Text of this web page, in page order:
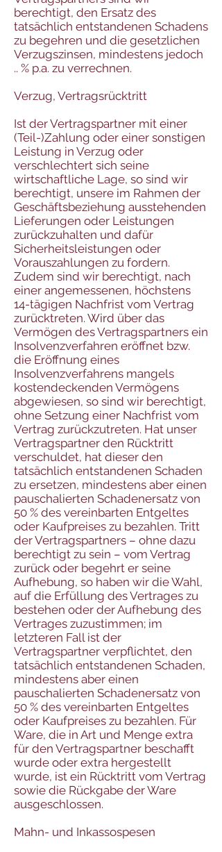
berechtigt, den Ersatz des
tatsächlich entstandenen Schadens
zu begehren und die gesetzlichen
Verzugszinsen, mindestens jedoch
.. % p.a. zu verrechnen.
Verzug, Vertragsrücktritt
Ist der Vertragspartner mit einer
(Teil-)Zahlung oder einer sonstigen
Leistung in Verzug oder
verschlechtert sich seine
wirtschaftliche Lage, so sind wir
berechtigt, unsere im Rahmen der
Geschäftsbeziehung ausstehenden
Lieferungen oder Leistungen
zurückzuhalten und dafür
Sicherheitsleistungen oder
Vorauszahlungen zu fordern.
Zudem sind wir berechtigt, nach
einer angemessenen, höchstens
14-tägigen Nachfrist vom Vertrag
zurücktreten. Wird über das
Vermögen des Vertragspartners ein
Insolvenzverfahren eröffnet bzw.
die Eröffnung eines
Insolvenzverfahrens mangels
kostendeckenden Vermögens
abgewiesen, so sind wir berechtigt,
ohne Setzung einer Nachfrist vom
Vertrag zurückzutreten. Hat unser
Vertragspartner den Rücktritt
verschuldet, hat dieser den
tatsächlich entstandenen Schaden
zu ersetzen, mindestens aber einen
pauschalierten Schadenersatz von
50 % des vereinbarten Entgeltes
oder Kaufpreises zu bezahlen. Tritt
der Vertragspartners – ohne dazu
berechtigt zu sein – vom Vertrag
zurück oder begehrt er seine
Aufhebung, so haben wir die Wahl,
auf die Erfüllung des Vertrages zu
bestehen oder der Aufhebung des
Vertrages zuzustimmen; im
letzteren Fall ist der
Vertragspartner verpflichtet, den
tatsächlich entstandenen Schaden,
mindestens aber einen
pauschalierten Schadenersatz von
50 % des vereinbarten Entgeltes
oder Kaufpreises zu bezahlen. Für
Ware, die in Art und Menge extra
für den Vertragspartner beschafft
wurde oder extra hergestellt
wurde, ist ein Rücktritt vom Vertrag
sowie die Rückgabe der Ware
ausgeschlossen.
Mahn- und Inkassospesen